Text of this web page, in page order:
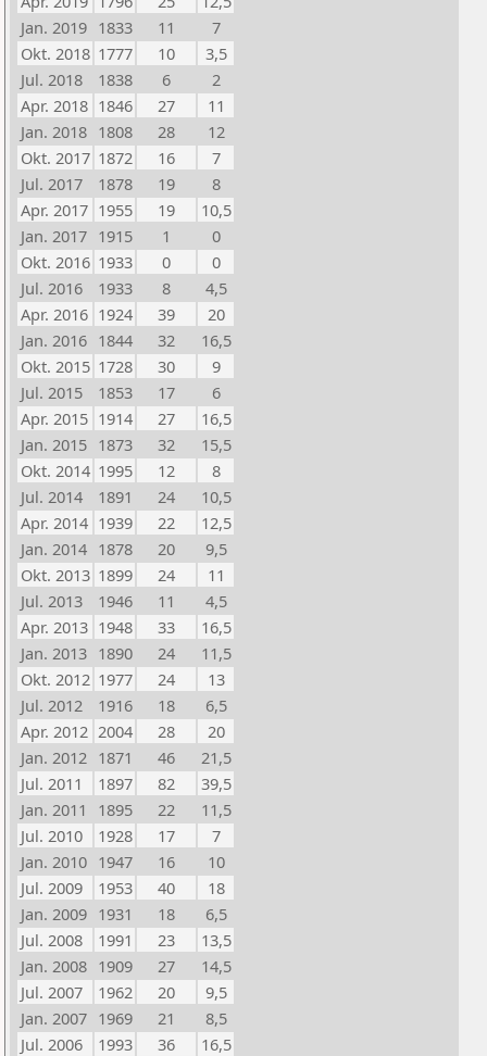
Jan. 2019 1833 11
7
Okt. 2018 1777 10
3,5
Jul. 2018
1838 6
2
Apr. 2018 1846 27
11
Jan. 2018 1808 28
12
Okt. 2017 1872 16
7
Jul. 2017
1878 19
8
Apr. 2017 1955 19
10,5
Jan. 2017 1915 1
0
Okt. 2016 1933 0
0
Jul. 2016
1933 8
4,5
Apr. 2016 1924 39
20
Jan. 2016 1844 32
16,5
Okt. 2015 1728 30
9
Jul. 2015
1853 17
6
Apr. 2015 1914 27
16,5
Jan. 2015 1873 32
15,5
Okt. 2014 1995 12
8
Jul. 2014
1891 24
10,5
Apr. 2014 1939 22
12,5
Jan. 2014 1878 20
9,5
Okt. 2013 1899 24
11
Jul. 2013
1946 11
4,5
Apr. 2013 1948 33
16,5
Jan. 2013 1890 24
11,5
Okt. 2012 1977 24
13
Jul. 2012
1916 18
6,5
Apr. 2012 2004 28
20
Jan. 2012 1871 46
21,5
Jul. 2011
1897 82
39,5
Jan. 2011
1895 22
11,5
Jul. 2010
1928 17
7
Jan. 2010 1947 16
10
Jul. 2009
1953 40
18
Jan. 2009 1931 18
6,5
Jul. 2008
1991 23
13,5
Jan. 2008 1909 27
14,5
Jul. 2007
1962 20
9,5
Jan. 2007 1969 21
8,5
Jul. 2006
1993 36
16,5